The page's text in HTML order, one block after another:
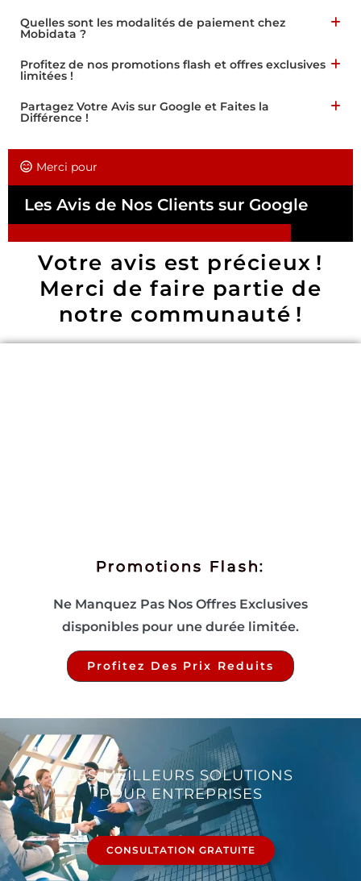
Quelles sont les modalités de paiement chez
Mobidata ?
Profitez de nos promotions flash et offres exclusives
limitées !
Partagez Votre Avis sur Google et Faites la
Différence !
Merci pour
Les Avis de Nos Clients sur Google
Votre avis est précieux !
Merci de faire partie de
notre communauté !
Promotions Flash:
Ne Manquez Pas Nos Offres Exclusives
disponibles pour une durée limitée.
Profitez Des Prix Reduits
LES MEILLEURS SOLUTIONS
POUR ENTREPRISES
CONSULTATION GRATUITE